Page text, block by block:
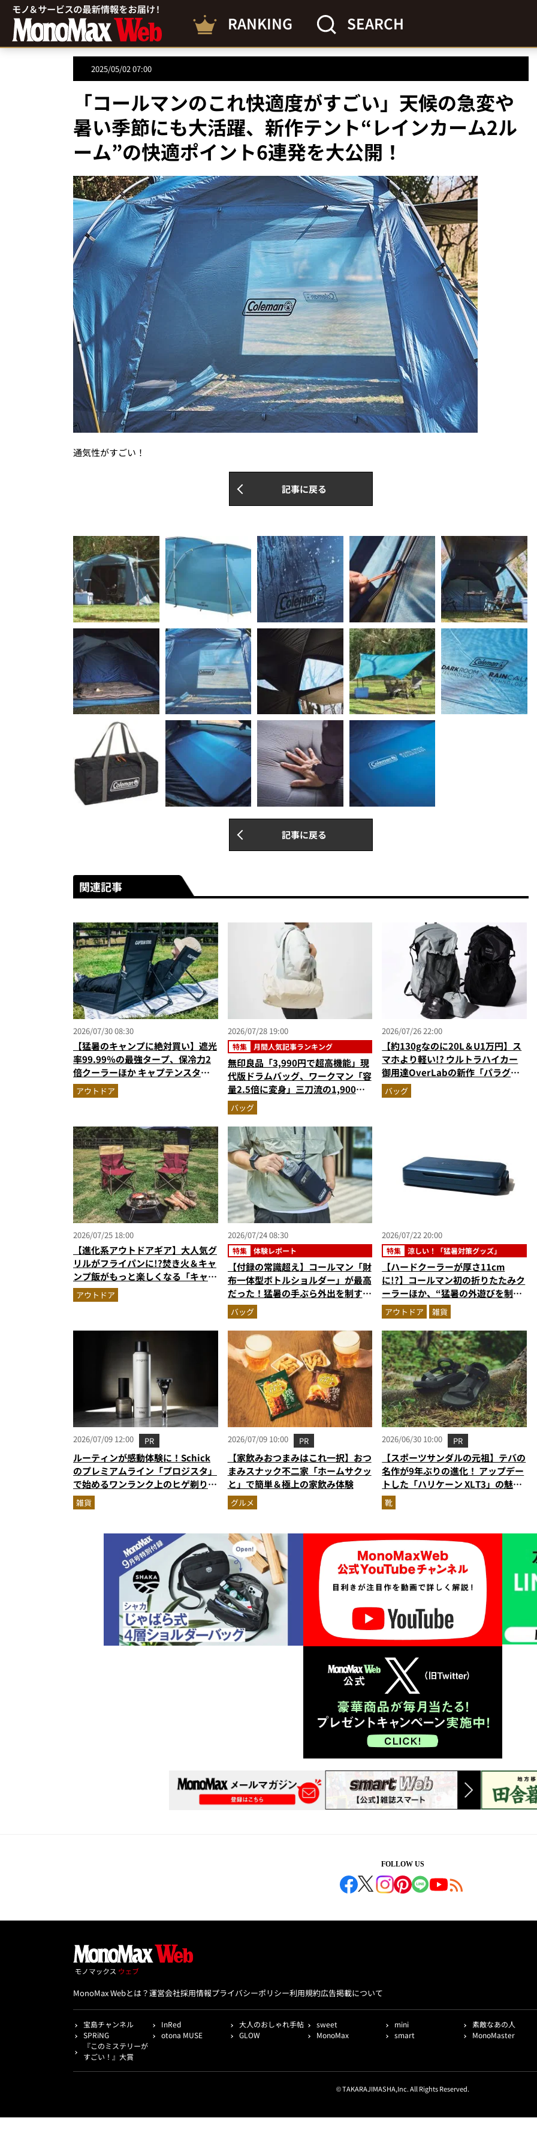
RANKING SEARCH
2025/05/02 07:00
「コールマンのこれ快適度がすごい」天候の急変や
暑い季節にも大活躍、新作テント“レインカーム2ル
ーム”の快適ポイント6連発を大公開！
通気性がすごい！
記事に戻る
記事に戻る
関連記事
2026/07/30 08:30
【猛暑のキャンプに絶対買い】遮光
率99.99％の最強タープ、保冷力2
倍クーラーほか キャプテンスタッ
グの快適ギア6選を徹底解説
アウトドア
2026/07/28 19:00
特集 月間人気記事ランキング
無印良品「3,990円で超高機能」現
代版ドラムバッグ、ワークマン「容
量2.5倍に変身」三刀流の1,900円
バッグ…ほか【ショルダーバッグの
人気記事ランキングベスト3】
（2026年6月版）
バッグ
2026/07/26 22:00
【約130gなのに20L＆U1万円】ス
マホより軽い!? ウルトラハイカー
御用達OverLabの新作「パラグラ
イダー素材バックパック」に大注目
バッグ
2026/07/25 18:00
【進化系アウトドアギア】大人気グ
リルがフライパンに!?焚き火＆キャ
ンプ飯がもっと楽しくなる「キャプ
テンスタッグの最強ギア」4選
アウトドア
2026/07/24 08:30
特集 体験レポート
【付録の常識超え】コールマン「財
布一体型ボトルショルダー」が最高
だった！猛暑の手ぶら外出を制す
『MonoMax8月号増刊』付録の実
力をスタイリストが徹底レポ
バッグ
2026/07/22 20:00
特集 涼しい！「猛暑対策グッズ」
【ハードクーラーが厚さ11cm
に!?】コールマン初の折りたたみク
ーラーほか、“猛暑の外遊びを制
覇”するためのクールギア傑作3選
アウトドア 雑貨
2026/07/09 12:00 PR
ルーティンが感動体験に！Schick
のプレミアムライン「プロジスタ」
で始めるワンランク上のヒゲ剃り習
慣
雑貨
2026/07/09 10:00 PR
【家飲みおつまみはこれ一択】おつ
まみスナック不二家「ホームサクッ
と」で簡単＆極上の家飲み体験
グルメ
2026/06/30 10:00 PR
【スポーツサンダルの元祖】テバの
名作が9年ぶりの進化！ アップデー
トした「ハリケーン XLT3」の魅力
を識者があらゆる角度から徹底解
説！
靴
FOLLOW US
MonoMax Webとは？運営会社採用情報プライバシーポリシー利用規約広告掲載について
宝島チャンネル InRed 大人のおしゃれ手帖 sweet mini
素敵なあの人
SPRiNG
otona MUSE GLOW MonoMax smart
MonoMaster
『このミステリーが
すごい！』大賞
© TAKARAJIMASHA,Inc. All Rights Reserved.